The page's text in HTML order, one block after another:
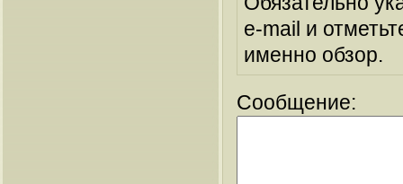
e-mail и
именно обзор.
Сообщение: